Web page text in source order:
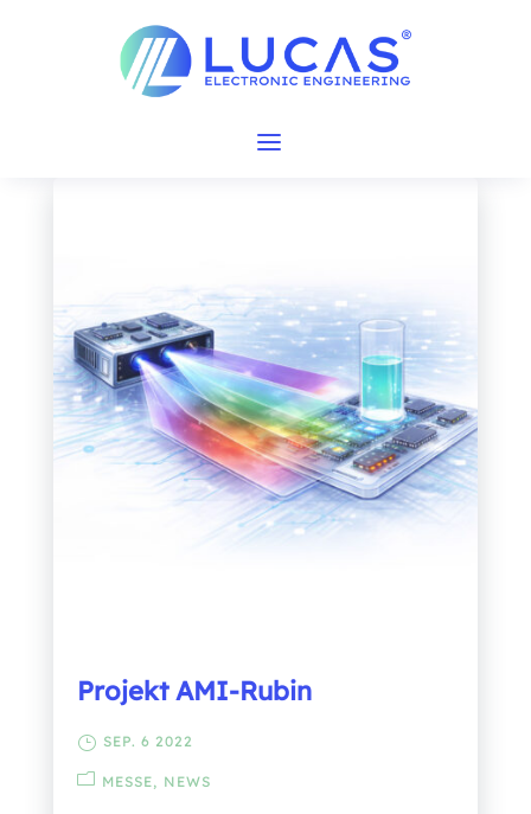
Projekt AMI-Rubin
SEP. 6 2022
MESSE NEWS